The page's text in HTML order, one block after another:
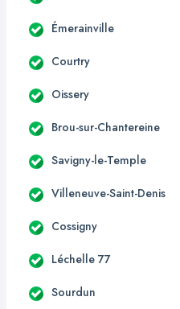
Émerainville
Courtry
Oissery
Brou-sur-Chantereine
Savigny-le-Temple
Villeneuve-Saint-Denis
Cossigny
Léchelle 77
Sourdun